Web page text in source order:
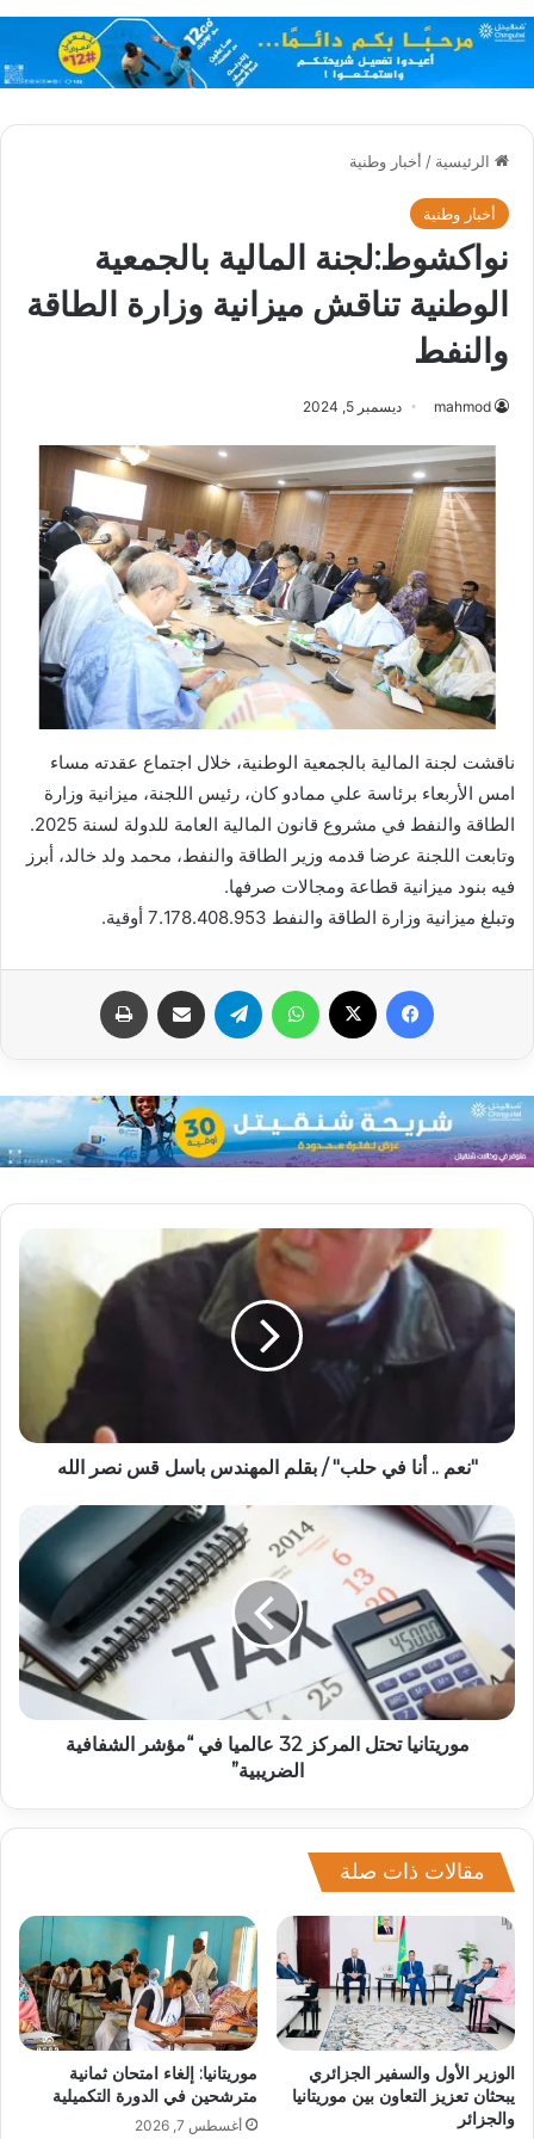
الرئيسية / أخبار وطنية
أخبار وطنية
نواكشوط:لجنة المالية بالجمعية
الوطنية تناقش ميزانية وزارة الطاقة
والنفط
mahmod ديسمبر 5, 2024
ناقشت لجنة المالية بالجمعية الوطنية، خلال اجتماع عقدته مساء
امس الأربعاء برئاسة علي ممادو كان، رئيس اللجنة، ميزانية وزارة
الطاقة والنفط في مشروع قانون المالية العامة للدولة لسنة 2025.
وتابعت اللجنة عرضا قدمه وزير الطاقة والنفط، محمد ولد خالد، أبرز
فيه بنود ميزانية قطاعة ومجالات صرفها.
وتبلغ ميزانية وزارة الطاقة والنفط 7.178.408.953 أوقية.
فيسبوك واتساب تيلقرام مشاركة عبر البريد
"نعم .. أنا في حلب" / بقلم المهندس باسل قس نصر الله
موريتانيا تحتل المركز 32 عالميا في “مؤشر الشفافية
الضريبية”
مقالات ذات صلة
الوزير الأول والسفير الجزائري
يبحثان تعزيز التعاون بين موريتانيا
والجزائر
موريتانيا: إلغاء امتحان ثمانية
مترشحين في الدورة التكميلية
أغسطس 7, 2026